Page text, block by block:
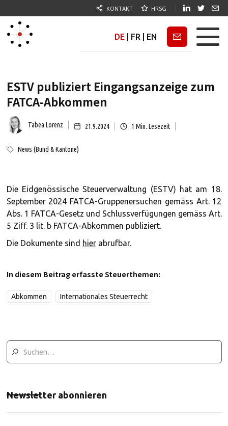
KONTAKT HRSG
DE FR EN Newsletter
ESTV publiziert Eingangsanzeige zum
FATCA-Abkommen
Tabea Lorenz 21.9.2024 1 Min. Lesezeit
News (Bund & Kantone)
Die Eidgenössische Steuerverwaltung (ESTV) hat am 18.
September 2024 FATCA-Gruppenersuchen gemäss Art. 12
Abs. 1 FATCA-Gesetz und Schlussverfügungen gemäss Art.
5 Ziff. 3 lit. b FATCA-Abkommen publiziert.
Die Dokumente sind hierabrufbar.
In diesem Beitrag erfasste Steuerthemen:
Abkommen Internationales Steuerrecht
Newsletter abonnieren